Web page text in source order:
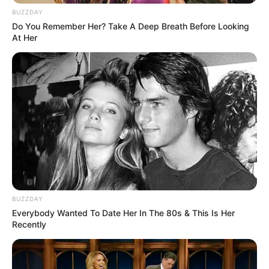
Jika impianmu hidup, maka suatu hari itu akan
Jangan biarkan emosi menguasai dirimu dan
membutakanmu dari kebenaran.
Satu-satunya cara untuk mengubah masa depan
adalah dengan mengubah masa kini.
Nama ‘Girls Generation’ sendiri mengandung mimpi
dan mimpi untuk membuat dunia menjadi Girls
Orang berubah sepanjang waktu apakah kamu suka
atau tidak.
BUZZDAY
Do You Remember Her? Take A Deep Breath Before Looking
At Her
BUZZDAY
Everybody Wanted To Date Her In The 80s & This Is Her
Recently